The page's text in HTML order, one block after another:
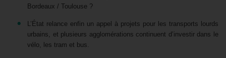
Bordeaux / Toulouse ?
L’État relance enfin un appel à projets pour les transports lourds
urbains, et plusieurs agglomérations continuent d’investir dans le
vélo, les tram et bus.